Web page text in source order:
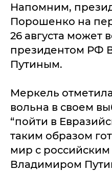
Напомним,
Порошенко на
26 августа может
президентом РФ
Путиным.
Меркель
вольна в своем
“пойти в
таким образом
мир с
Владимиром